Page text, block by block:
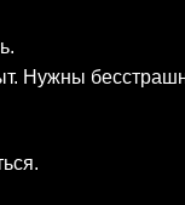
Нужны